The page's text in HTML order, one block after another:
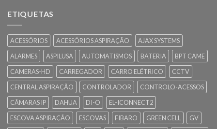
ETIQUETAS
ACESSÓRIOS ACESSÓRIOS ASPIRAÇÃO
AJAX SYSTEMS
ALARMES
ASPILUSA AUTOMATISMOS BATERIA
BPT CAME
CAMERAS-HD
CARREGADOR CARRO ELÉTRICO
CCTV
CENTRAL ASPIRAÇÃO
CONTROLADOR
CONTROLO-ACESSOS
CÂMARAS IP
DAHUA DI-O
EL-ICONNECT2
ESCOVA ASPIRAÇÃO
ESCOVAS FIBARO GREEN CELL
GV